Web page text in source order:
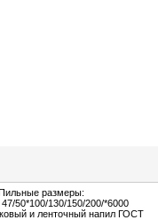
размеры:
50*100/130/150/200/*6000
и ленточный напил ГОСТ